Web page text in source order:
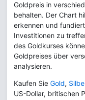
Goldpreis in
behalten. Der Chart
erkennen und
Investitionen zu
des Goldkurses
Goldpreises über
analysieren.
Kaufen Sie Gold,
US-Dollar, britischen